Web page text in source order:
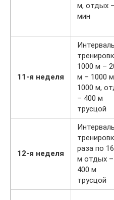
м, отдых
мин
11-я неделя
1000 м –
м – 1000
1000 м,
– 400 м
трусцой
12-я неделя
раза по
м отдых –
400 м
трусцой